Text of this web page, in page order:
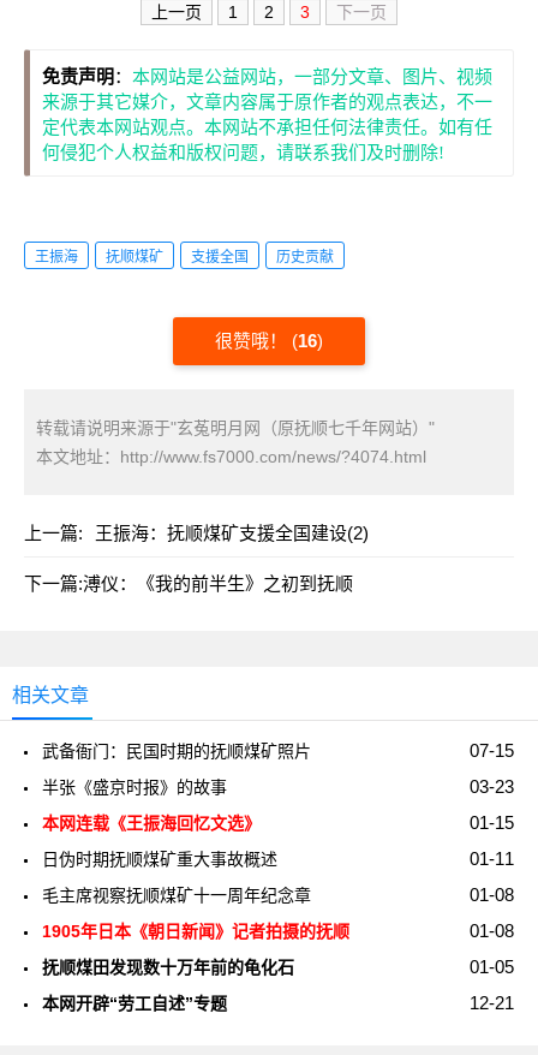
上一页 1 2 3 下一页
免责声明 ： 本网站是公益网站，一部分文章、图片、视频
来源于其它媒介，文章内容属于原作者的观点表达，不一
定代表本网站观点。本网站不承担任何法律责任。如有任
何侵犯个人权益和版权问题，请联系我们及时删除!
王振海 抚顺煤矿 支援全国 历史贡献
很赞哦！ (16)
转载请说明来源于"玄菟明月网（原抚顺七千年网站）"
本文地址： http://www.fs7000.com/news/?4074.html
上一篇: 王振海：抚顺煤矿支援全国建设(2)
下一篇:溥仪：《我的前半生》之初到抚顺
相关文章
07-15
武备衙门：民国时期的抚顺煤矿照片
03-23
半张《盛京时报》的故事
01-15
本网连载《王振海回忆文选》
01-11
日伪时期抚顺煤矿重大事故概述
01-08
毛主席视察抚顺煤矿十一周年纪念章
01-08
1905年日本《朝日新闻》记者拍摄的抚顺
01-05
抚顺煤田发现数十万年前的龟化石
12-21
本网开辟“劳工自述”专题